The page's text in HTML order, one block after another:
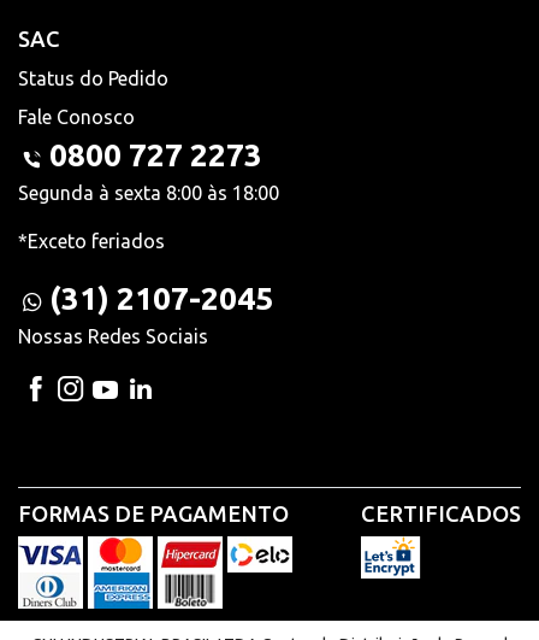
SAC
Status do Pedido
Fale Conosco
0800 727 2273
Segunda à sexta 8:00 às 18:00
*Exceto feriados
(31) 2107-2045
Nossas Redes Sociais
FORMAS DE PAGAMENTO CERTIFICADOS